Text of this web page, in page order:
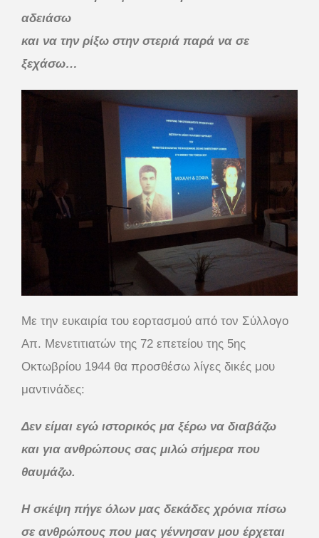
αδειάσω
και να την ρίξω στην στεριά παρά να σε
ξεχάσω…
Με την ευκαιρία του εορτασμού από τον Σύλλογο
Απ. Μενετιτιατών της 72 επετείου της 5ης
Οκτωβρίου 1944 θα προσθέσω λίγες δικές μου
μαντινάδες:
Δεν είμαι εγώ ιστορικός μα ξέρω να διαβάζω
και για ανθρώπους σας μιλώ σήμερα που
θαυμάζω.
Η σκέψη πήγε όλων μας δεκάδες χρόνια πίσω
σε ανθρώπους που μας γέννησαν μου έρχεται